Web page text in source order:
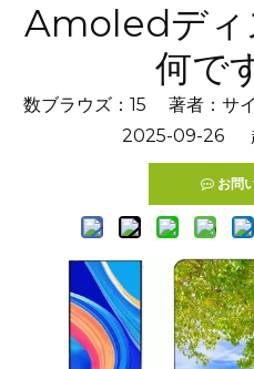
Amoledディ
何で
数ブラウズ： 15 著者：サ
2025-09-26
お問